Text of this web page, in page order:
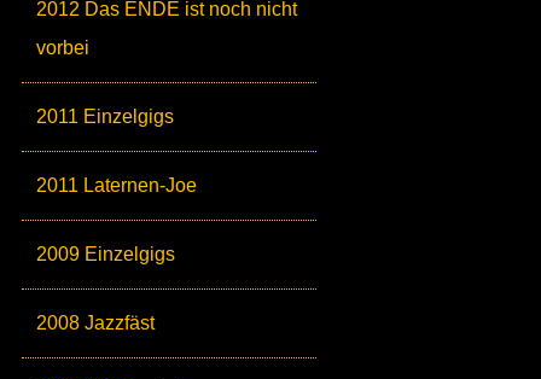
2012 Das ENDE ist noch nicht
vorbei
2011 Einzelgigs
2011 Laternen-Joe
2009 Einzelgigs
2008 Jazzfäst